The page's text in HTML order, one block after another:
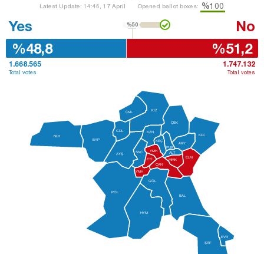
Latest Update: 14:46, 17 April Opened ballot boxes: %100
%50
Yes
%48,8
1.668.565
Total votes
No
%51,2
1.747.132
Total votes
ALT
AYŞ
BAL
BYP
ÇML
ÇAN
ÇBK
ELM
GDL
HYM
KLC
KIZ
NLH
POL
ŞRF
GÖL
KEÇ
MMK
SNC
YMH
YMH
KZN
AKY
ETİ
EVR
PUR